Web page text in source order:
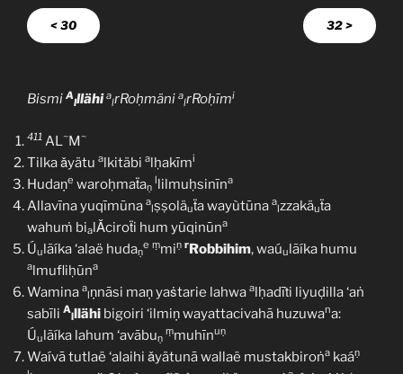
< 30 32 >
Bismi A
lllähi a
lrRoḥmäni a
lrRoḥīmi
411 AL~M~
Tilka ǎyätu alkitäbi alḥakīmi
Hudaṇe waroḥmaẗaṇ
llilmuḥsinīna
Allavīna yuqīmūna a
lṣṣoläuẗa wayùtūna a
lzzakäuẗa
wahuṁ bialǍciroẗi hum yūqinūna
Úulãíka ‘alaë hudaṇ
e ṃmiṇ rRobbihim, waúulãíka humu
almufliḥūna
Wamina a
lṇnāsi maṇ yaṡtarie lahwa alḥadīṫi liyuḍilla ‘aṅ
sabīli A
lllähi bigoiri ‘ilmiṇ wayattacivahā huzuwana:
Úulãíka lahum ‘avābuṇ
ṃmuhīnuṇ
Waívā tutlaë ‘alaihi ǎyätunā wallaë mustakbiroṅa kaáṇ